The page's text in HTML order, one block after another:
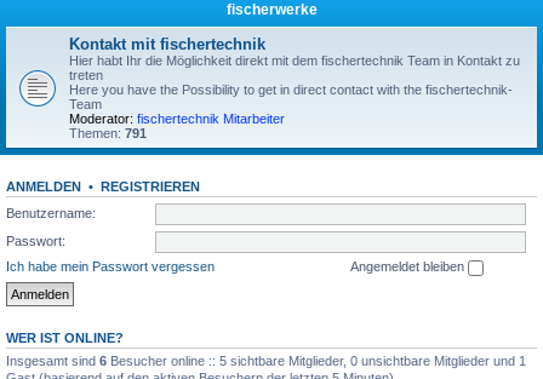
fischerwerke
Kontakt mit fischertechnik
Hier habt Ihr die Möglichkeit direkt mit dem fischertechnik Team in Kontakt zu
treten
Here you have the Possibility to get in direct contact with the fischertechnik-
Team
Moderator: fischertechnik Mitarbeiter
Themen: 791
ANMELDEN • REGISTRIEREN
Benutzername:
Passwort:
Ich habe mein Passwort vergessen
Angemeldet bleiben
WER IST ONLINE?
Insgesamt sind 6 Besucher online :: 5 sichtbare Mitglieder, 0 unsichtbare Mitglieder und 1